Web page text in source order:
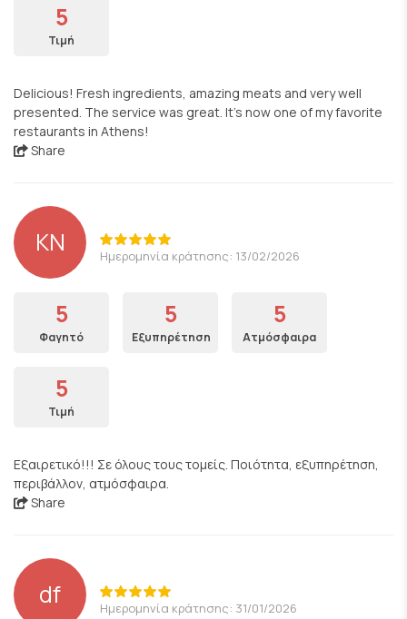
5
Τιμή
Delicious! Fresh ingredients, amazing meats and very well
presented. The service was great. It's now one of my favorite
restaurants in Athens!
Share
KN Ημερομηνία κράτησης: 13/02/2026
5
Φαγητό
5
Εξυπηρέτηση
5
Ατμόσφαιρα
5
Τιμή
Εξαιρετικό!!! Σε όλους τους τομείς. Ποιότητα, εξυπηρέτηση,
περιβάλλον, ατμόσφαιρα.
Share
df Ημερομηνία κράτησης: 31/01/2026